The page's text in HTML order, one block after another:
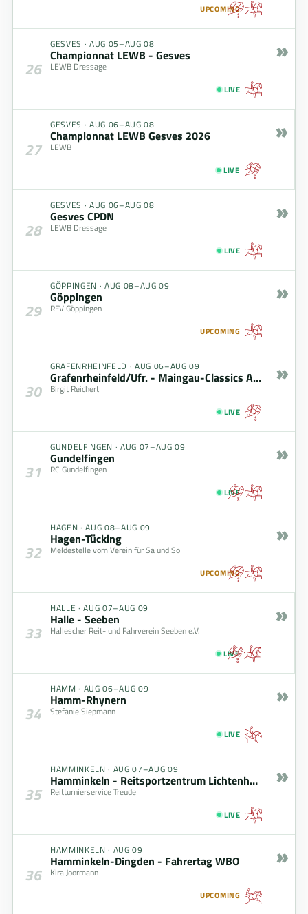
UPCOMING
26
GESVES · AUG 05–AUG 08
Championnat LEWB - Gesves
LEWB Dressage
LIVE
»
27
GESVES · AUG 06–AUG 08
Championnat LEWB Gesves 2026
LEWB
LIVE
»
28
GESVES · AUG 06–AUG 08
Gesves CPDN
LEWB Dressage
LIVE
»
29
GÖPPINGEN · AUG 08–AUG 09
Göppingen
RFV Göppingen
UPCOMING
»
30
GRAFENRHEINFELD · AUG 06–AUG 09
Grafenrheinfeld/Ufr. - Maingau-Classics August 2026
Birgit Reichert
LIVE
»
31
GUNDELFINGEN · AUG 07–AUG 09
Gundelfingen
RC Gundelfingen
LIVE
»
32
HAGEN ·AUG 08–AUG 09
Hagen-Tücking
Meldestelle vom Verein für Sa und So
UPCOMING
»
33
HALLE ·AUG 07–AUG 09
Halle - Seeben
Hallescher Reit- und Fahrverein Seeben e.V.
LIVE
»
34
HAMM · AUG 06–AUG 09
Hamm-Rhynern
Stefanie Siepmann
LIVE
»
35
HAMMINKELN · AUG 07–AUG 09
Hamminkeln - Reitsportzentrum Lichtenholz
Reitturnierservice Treude
LIVE
»
36
HAMMINKELN · AUG 09
Hamminkeln-Dingden - Fahrertag WBO
Kira Joormann
UPCOMING
»